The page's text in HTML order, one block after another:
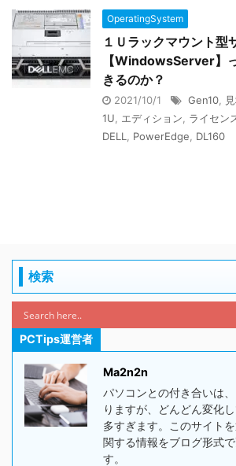
OperatingSystem
１Ｕラックマウント型
【WindowsServer】
きるのか？
2021/10/1 Gen10
1U
エディション ライセン
DELL
PowerEdge DL160
検索
PCTips運営者
Ma2n2n
パソコンとの付き合いは
りますが、どんどん変化
多すぎます。このサイト
関する情報をブログ形式
す。